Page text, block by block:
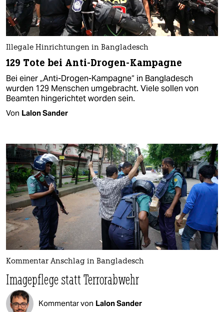
Illegale Hinrichtungen in Bangladesch
129 Tote bei Anti-Drogen-Kampagne
Bei einer „Anti-Drogen-Kampagne“ in Bangladesch
wurden 129 Menschen umgebracht. Viele sollen von
Beamten hingerichtet worden sein.
Von Lalon Sander
Kommentar Anschlag in Bangladesch
Imagepflege statt Terrorabwehr
Kommentar von Lalon Sander